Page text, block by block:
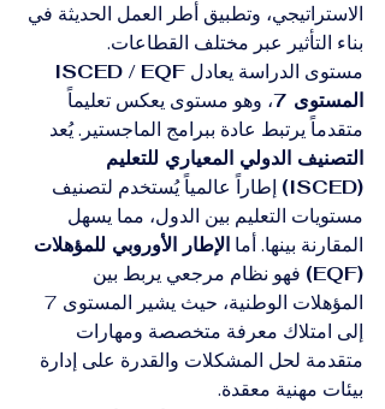
الاستراتيجي، وتطبيق أطر العمل الحديثة في
بناء التأثير عبر مختلف القطاعات.
مستوى الدراسة يعادل
المستوى 7
، وهو مستوى يعكس تعليماً
متقدماً يرتبط عادة ببرامج الماجستير. يُعد
التصنيف الدولي المعياري للتعليم
(ISCED)
إطاراً عالمياً يُستخدم لتصنيف
مستويات التعليم بين الدول، مما يسهل
المقارنة بينها. أما الإطار الأوروبي للمؤهلات
(EQF)
فهو نظام مرجعي يربط بين
إلى امتلاك معرفة متخصصة ومهارات
متقدمة لحل المشكلات والقدرة على إدارة
بيئات مهنية معقدة.